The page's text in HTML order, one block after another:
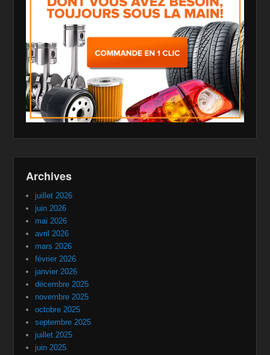
Archives
juillet 2026
juin 2026
mai 2026
avril 2026
mars 2026
février 2026
janvier 2026
décembre 2025
novembre 2025
octobre 2025
septembre 2025
juillet 2025
juin 2025